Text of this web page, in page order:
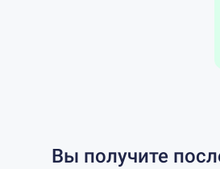
Вы получите